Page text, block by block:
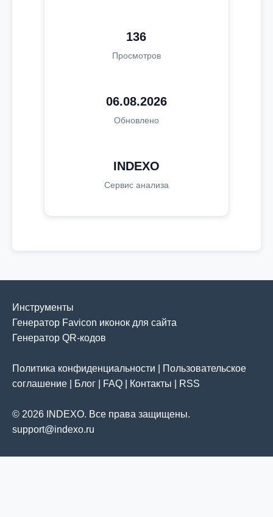
136
Просмотров
06.08.2026
Обновлено
INDEXO
Сервис анализа
Инструменты
Генератор Favicon иконок для сайта
Генератор QR-кодов
Политика конфиденциальности
Пользовательское
соглашение
Блог FAQ Контакты RSS
© 2026 INDEXO. Все права защищены.
support@indexo.ru